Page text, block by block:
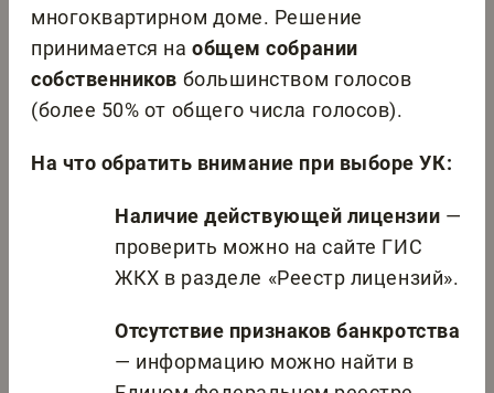
многоквартирном доме. Решение
принимается наобщем собрании
собственников большинством голосов
(более 50% от общего числа голосов).
На что обратить внимание при выборе УК:
Наличие действующей лицензии —
проверить можно на сайте ГИС
ЖКХ в разделе «Реестр лицензий».
Отсутствие признаков банкротства
— информацию можно найти в